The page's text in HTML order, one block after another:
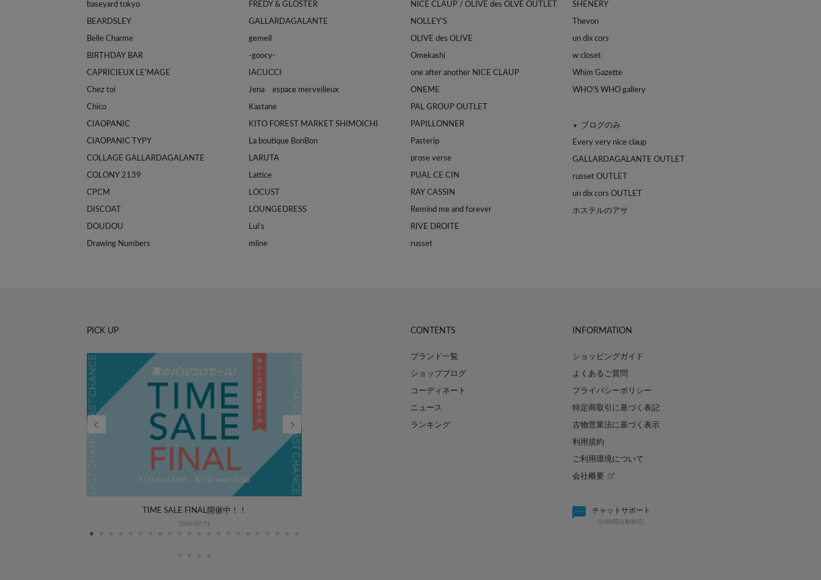
baseyard tokyo
BEARDSLEY
Belle Charme
BIRTHDAY BAR
CAPRICIEUX LE'MAGE
Chez toi
Chico
CIAOPANIC
CIAOPANIC TYPY
COLLAGE GALLARDAGALANTE
COLONY 2139
CPCM
DISCOAT
DOUDOU
Drawing Numbers
FREDY & GLOSTER
GALLARDAGALANTE
gemeil
-goocy-
IACUCCI
Jena espace merveilleux
Kastane
KITO FOREST MARKET SHIMOICHI
La boutique BonBon
LARUTA
Lattice
LOCUST
LOUNGEDRESS
Lui's
mline
NICE CLAUP / OLIVE des OLVE OUTLET
NOLLEY'S
OLIVE des OLIVE
Omekashi
one after another NICE CLAUP
ONEME
PAL GROUP OUTLET
PAPILLONNER
Pasterip
prose verse
PUAL CE CIN
RAY CASSIN
Remind me and forever
RIVE DROITE
russet
SHENERY
Thevon
un dix cors
w closet
Whim Gazette
WHO'S WHO gallery
▼ ブログのみ
Every very nice claup
GALLARDAGALANTE OUTLET
russet OUTLET
un dix cors OUTLET
ホステルのアサ
PICK UP
TIME SALE FINAL開催中！！
2026.07.31
パルのキュン祭り開催決定！！
2026.08.07
CONTENTS
ブランド一覧
ショップブログ
コーディネート
ニュース
ランキング
INFORMATION
ショッピングガイド
よくあるご質問
プライバシーポリシー
特定商取引に基づく表記
古物営業法に基づく表示
利用規約
ご利用環境について
会社概要
チャットサポート
(24時間自動対応)